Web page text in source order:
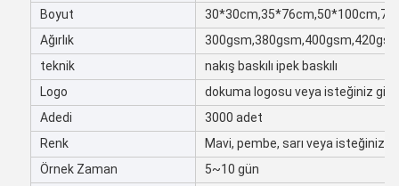
Boyut
Ağırlık
teknik
nakış baskılı ipek baskılı
Logo
dokuma logosu veya isteğiniz gibi
Adedi
3000 adet
Renk
Mavi, pembe, sarı veya isteğiniz
Örnek Zaman
5~10 gün